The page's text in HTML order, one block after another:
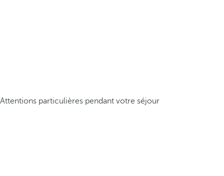
Attentions particulières pendant votre séjour